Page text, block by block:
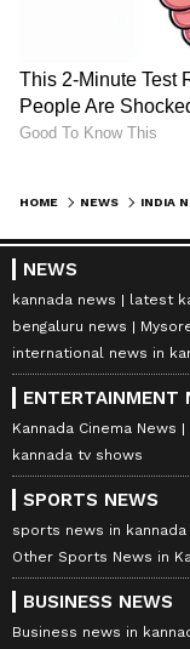
HOME NEWS INDIA
NEWS
kannada news latest
bengaluru news
international news in
ENTERTAINMENT
Kannada Cinema News
kannada tv shows
SPORTS NEWS
sports news in kannada
Other Sports News in
BUSINESS NEWS
Business news in